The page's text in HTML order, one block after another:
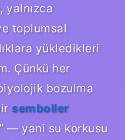
toplumsal
yükledikleri
Çünkü her
bozulma
semboller
” — yani su korkusu